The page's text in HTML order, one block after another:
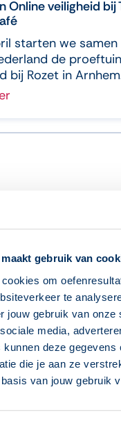
gebruik van
om
te
jouw gebruik van onze
media,
kunnen deze gegevens
die je aan ze
van jouw gebruik
Online veiligheid bij
starten we
de
bij Rozet in
voor de